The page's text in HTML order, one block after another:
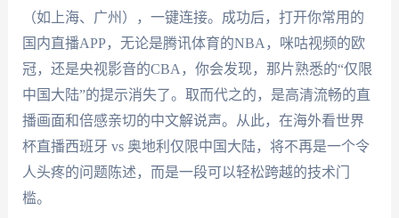
（如上海、广州），一键连接。成功后，打开你常用的
国内直播APP，无论是腾讯体育的NBA，咪咕视频的欧
冠，还是央视影音的CBA，你会发现，那片熟悉的“仅限
中国大陆”的提示消失了。取而代之的，是高清流畅的直
播画面和倍感亲切的中文解说声。从此，在海外看世界
杯直播西班牙 vs 奥地利仅限中国大陆，将不再是一个令
人头疼的问题陈述，而是一段可以轻松跨越的技术门
槛。